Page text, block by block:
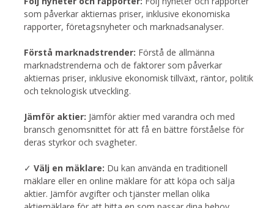
som påverkar aktiernas priser, inklusive ekonomiska
rapporter, företagsnyheter och marknadsanalyser.
Förstå marknadstrender: Förstå de allmänna
marknadstrenderna och de faktorer som påverkar
aktiernas priser, inklusive ekonomisk tillväxt, räntor, politik
och teknologisk utveckling.
Jämför aktier: Jämför aktier med varandra och med
bransch genomsnittet för att få en bättre förståelse för
deras styrkor och svagheter.
✓ Välj en mäklare: Du kan använda en traditionell
mäklare eller en online mäklare för att köpa och sälja
aktier. Jämför avgifter och tjänster mellan olika